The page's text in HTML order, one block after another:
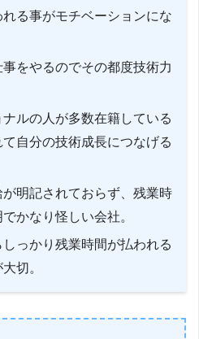
る事がモチベーションにな
をやるのでその都度技術力
ルの人が多数在籍している
自分の技術成長につなげる
明記されておらず、残業時
かなり怪しい会社。
っかり残業時間が払われる
切。